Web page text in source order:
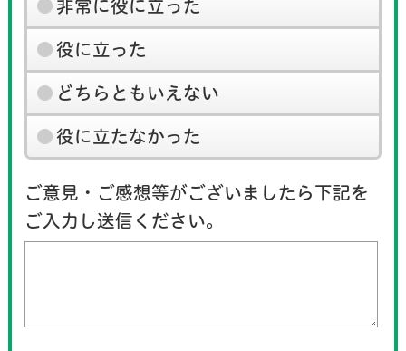
非常に役に立った
役に立った
どちらともいえない
役に立たなかった
ご意見・ご感想等がございましたら下記を
ご入力し送信ください。